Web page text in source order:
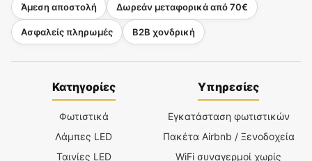
Άμεση αποστολή Δωρεάν μεταφορικά από 70€
Ασφαλείς πληρωμές B2B χονδρική
Κατηγορίες
Φωτιστικά
Λάμπες LED
Ταινίες LED
Υπηρεσίες
Εγκατάσταση φωτιστικών
Πακέτα Airbnb / Ξενοδοχεία
WiFi συναγερμοί χωρίς